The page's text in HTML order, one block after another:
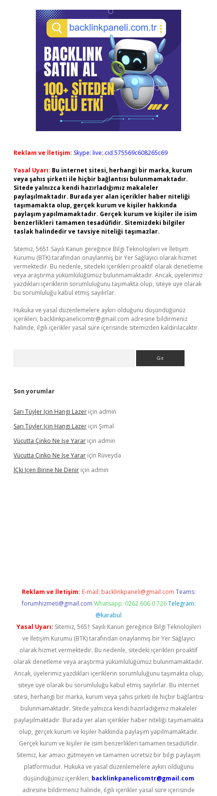
Reklam ve İletişim: Skype: live:.cid.575569c608265c69
Yasal Uyarı: Bu internet sitesi, herhangi bir marka, kurum
veya şahıs şirketi ile hiçbir bağlantısı bulunmamaktadır.
Sitede yalnızca kendi hazırladığımız makaleler
paylaşılmaktadır. Burada yer alan içerikler haber niteliği
taşımamakta olup, gerçek kurum ve kişiler hakkında
paylaşım yapılmamaktadır. Gerçek kurum ve kişiler ile isim
benzerlikleri tamamen tesadüfidir. Sitemizdeki bilgiler
taslak halindedir ve tavsiye niteliği taşımazlar.
Sitemiz, 5651 Sayılı Kanun gereğince Bilgi Teknolojileri ve İletişim
Kurumu (BTK) tarafından onaylanmış bir Yer Sağlayıcı olarak hizmet
vermektedir. Bu nedenle, sitedeki içerikleri proaktif olarak denetleme
veya araştırma yükümlülüğümüz bulunmamaktadır. Ancak, üyelerimiz
yazdıkları içeriklerin sorumluluğunu taşımakta olup, siteye üye olarak
bu sorumluluğu kabul etmiş sayılırlar.
Hukuka ve yasal düzenlemelere aykırı olduğunu düşündüğünüz
içerikleri, backlinkpanelicomtr@gmail.com adresine bildirmeniz
halinde, ilgili içerikler yasal süre içerisinde sitemizden kaldırılacaktır.
Son yorumlar
Sarı Tüyler Için Hangi Lazer için admin
Sarı Tüyler Için Hangi Lazer için Şimal
Vücutta Çinko Ne Işe Yarar için admin
Vücutta Çinko Ne Işe Yarar için Rüveyda
İÇki Içen Birine Ne Denir için admin
Reklam ve İletişim: E-mail: backlinkpaneli@gmail.com Teams:
forumhizmeti@gmail.com Whatsapp: 0262 606 0 726 Telegram:
@karabul
Yasal Uyarı: Sitemiz, 5651 Sayılı Kanun gereğince Bilgi Teknolojileri
ve İletişim Kurumu (BTK) tarafından onaylanmış bir Yer Sağlayıcı
olarak hizmet vermektedir. Bu nedenle, sitedeki içerikleri proaktif
olarak denetleme veya araştırma yükümlülüğümüz bulunmamaktadır.
Ancak, üyelerimiz yazdıkları içeriklerin sorumluluğunu taşımakta olup,
siteye üye olarak bu sorumluluğu kabul etmiş sayılırlar. Bu internet
sitesi, herhangi bir marka, kurum veya şahıs şirketi ile hiçbir bağlantısı
bulunmamaktadır. Sitede yalnızca kendi hazırladığımız makaleler
paylaşılmaktadır. Burada yer alan içerikler haber niteliği taşımamakta
olup, gerçek kurum ve kişiler hakkında paylaşım yapılmamaktadır.
Gerçek kurum ve kişiler ile isim benzerlikleri tamamen tesadüfidir.
Sitemiz, kar amacı gütmeyen ve tamamen ücretsiz bir bilgi paylaşım
platformudur. Hukuka ve yasal düzenlemelere aykırı olduğunu
düşündüğünüz içerikleri, backlinkpanelicomtr@gmail.com
adresine bildirmeniz halinde, ilgili içerikler yasal süre içerisinde